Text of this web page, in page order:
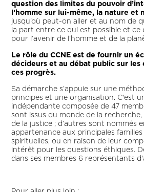
question des limites du pouvoir
l’homme sur lui-même, la nature et
jusqu’où peut-on aller et au nom de
la part entre ce qui est possible et ce
pour l’avenir de l’homme et de la
Le rôle du CCNE est de fournir un
décideurs et au débat public sur les
ces progrès.
Sa démarche s’appuie sur une
principes et une organisation. C'est
indépendante composée de 47
sont issus du monde de la
de la justice ; d’autres sont nommés
appartenance aux principales
spirituelles, ou en raison de leur
intérêt pour les questions éthiques.
dans ses membres 6 représentants